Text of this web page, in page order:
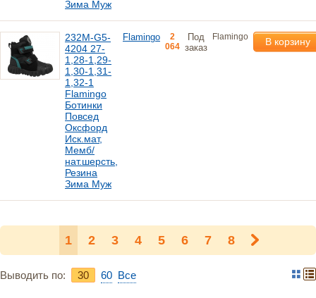
Зима Муж
232M-G5-
4204 27-
1,28-1,29-
1,30-1,31-
1,32-1
Flamingo
Ботинки
Повсед
Оксфорд
Иск.мат,
Мемб/
нат.шерсть,
Резина
Зима Муж
Flamingo
2
064
Под
заказ
Flamingo В корзину
1 2 3 4 5 6 7 8
Выводить по: 30 60 Bce